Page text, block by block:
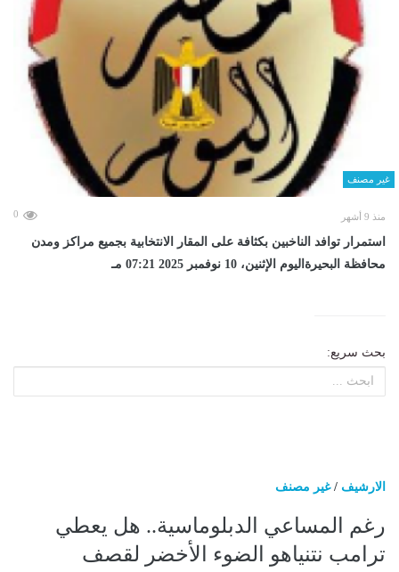
غير مصنف
منذ 9 أشهر 0
استمرار توافد الناخبين بكثافة على المقار الانتخابية بجميع مراكز ومدن
محافظة البحيرةاليوم الإثنين، 10 نوفمبر 2025 07:21 مـ
بحث سريع:
الارشيف /غير مصنف
رغم المساعي الدبلوماسية.. هل يعطي
ترامب نتنياهو الضوء الأخضر لقصف